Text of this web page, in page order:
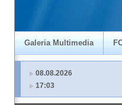
Galeria Multimedia
08.08.2026
17:03